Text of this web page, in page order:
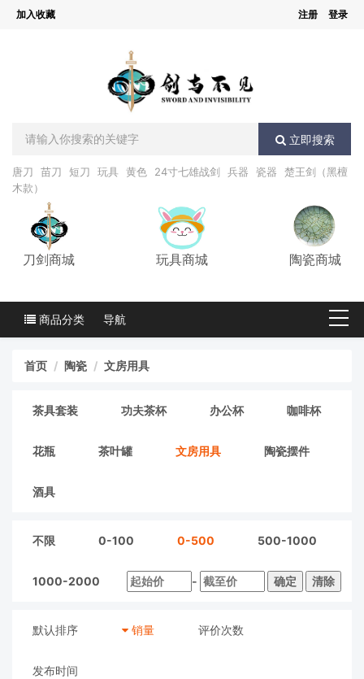
加入收藏 注册 登录
立即搜索
唐刀 苗刀 短刀 玩具 黄色 24寸七雄战剑 兵器 瓷器
楚王剑（黑檀
木款）
刀剑商城 玩具商城 陶瓷商城
商品分类 导航
首页 陶瓷 文房用具
茶具套装 功夫茶杯 办公杯 咖啡杯
花瓶 茶叶罐 文房用具 陶瓷摆件
酒具
不限 0-100 0-500 500-1000
1000-2000 - 确定 清除
默认排序 销量 评价次数
发布时间